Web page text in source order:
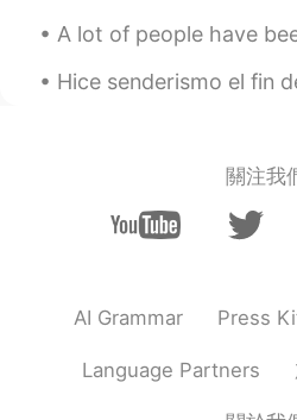
A lot of people have been reaching out to me and I’m
Hice senderismo el fin de semana anterior en un parque
關注我
AI Grammar Press
Language Partners